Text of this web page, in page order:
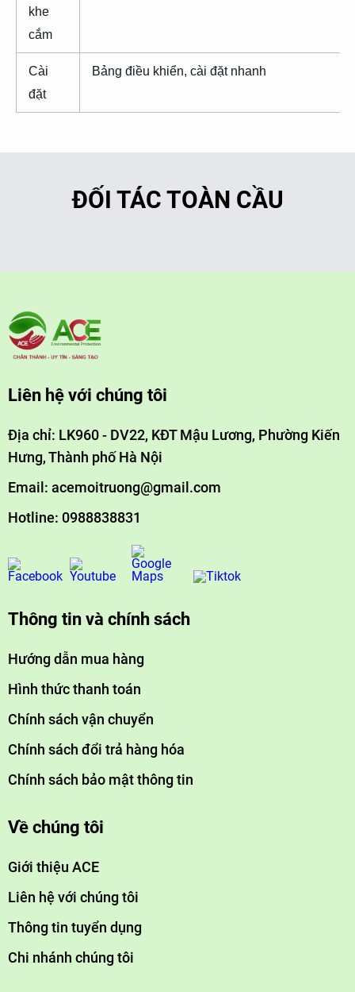
khe
cắm
Cài
đặt
Bảng điều khiển, cài đặt nhanh
ĐỐI TÁC TOÀN CẦU
Liên hệ với chúng tôi
Địa chỉ: LK960 - DV22, KĐT Mậu Lương, Phường Kiến
Hưng, Thành phố Hà Nội
Email: acemoitruong@gmail.com
Hotline: 0988838831
Thông tin và chính sách
Hướng dẫn mua hàng
Hình thức thanh toán
Chính sách vận chuyển
Chính sách đổi trả hàng hóa
Chính sách bảo mật thông tin
Về chúng tôi
Giới thiệu ACE
Liên hệ với chúng tôi
Thông tin tuyển dụng
Chi nhánh chúng tôi